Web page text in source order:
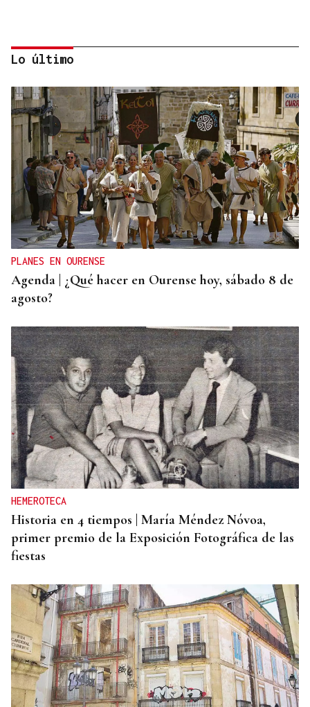
DISTRIBUIDORA FAMILIAR
Gaseosas Roca, medio siglo creciendo junto a
Valdeorras y Coca-Cola
Lo último
PLANES EN OURENSE
Agenda | ¿Qué hacer en Ourense hoy, sábado 8 de
agosto?
HEMEROTECA
Historia en 4 tiempos | María Méndez Nóvoa,
primer premio de la Exposición Fotográfica de las
fiestas